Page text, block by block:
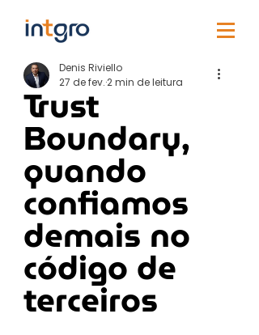
Trust
Boundary,
quando
confiamos
demais no
código de
terceiros
Denis Riviello
27 de fev.2 min de leitura